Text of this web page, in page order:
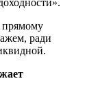
прямому
ради